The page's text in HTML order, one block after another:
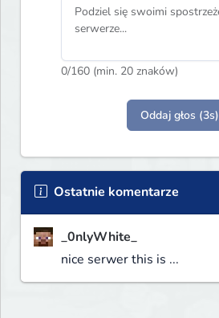
0/160 (min. 20 znaków)
Oddaj głos (3s)
Ostatnie komentarze
_0nlyWhite_
nice serwer this is ...